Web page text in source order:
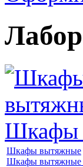
Шкафы
Шкафы вытяжные
Шкафы вытяжные